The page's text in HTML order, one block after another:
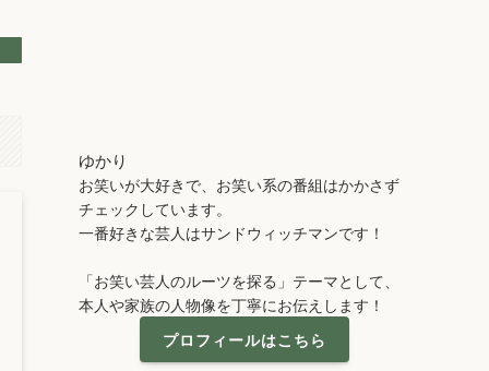
ゆかり
お笑いが大好きで、お笑い系の番組はかかさず
チェックしています。
一番好きな芸人はサンドウィッチマンです！
「お笑い芸人のルーツを探る」テーマとして、
本人や家族の人物像を丁寧にお伝えします！
プロフィールはこちら